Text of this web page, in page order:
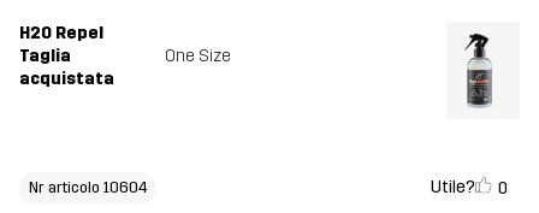
H2O Repel
Taglia
acquistata
One Size
Nr articolo 10604 Utile? 0